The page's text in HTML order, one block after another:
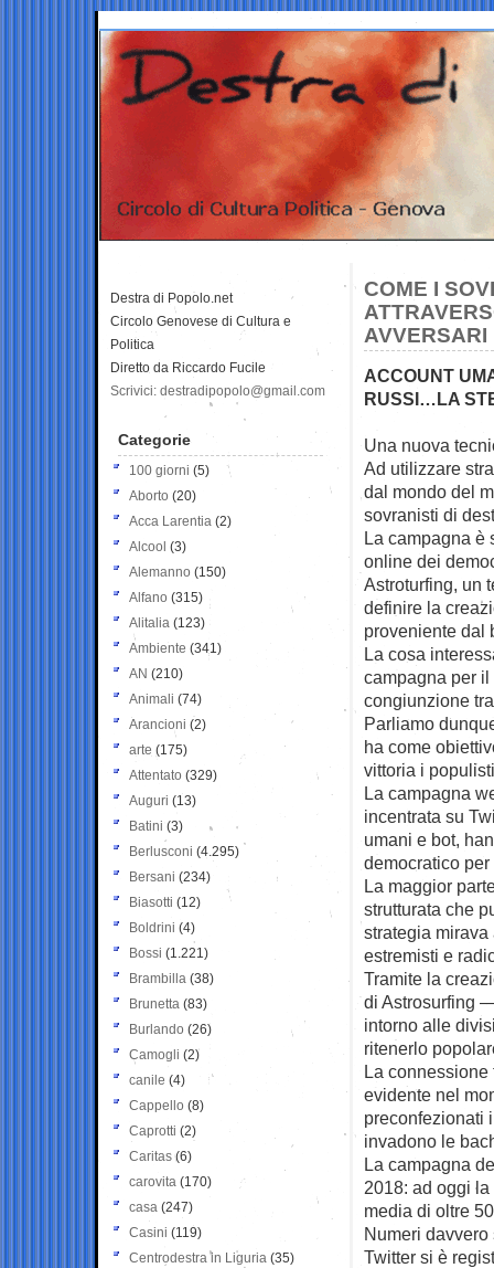
COME I
AVVERSARI
ACCOUNT
RUSSI…LA
Una nuova
Ad utilizzare
dal mondo del
sovranisti di
La campagna è
online dei
Astroturfing, un
definire la
proveniente dal
La cosa
campagna per
congiunzione
Parliamo
ha come
vittoria i populisti
La campagna
incentrata su
umani e bot,
democratico
La maggior
strutturata che
strategia
estremisti e
Tramite la
di Astrosurfing
intorno alle
ritenerlo
La connessione
evidente nel
preconfezionati
invadono le
La campagna
2018: ad oggi
media di oltre
Numeri
Twitter si è
Destra di Popolo.net
Circolo Genovese di Cultura e
Politica
Diretto da Riccardo Fucile
Scrivici: destradipopolo@gmail.com
Categorie
100 giorni (5)
Aborto (20)
Acca Larentia (2)
Alcool (3)
Alemanno (150)
Alfano (315)
Alitalia (123)
Ambiente (341)
AN (210)
Animali (74)
Arancioni (2)
arte (175)
Attentato (329)
Auguri (13)
Batini (3)
Berlusconi (4.295)
Bersani (234)
Biasotti (12)
Boldrini (4)
Bossi (1.221)
Brambilla (38)
Brunetta (83)
Burlando (26)
Camogli (2)
canile (4)
Cappello (8)
Caprotti (2)
Caritas (6)
carovita (170)
casa (247)
Casini (119)
Centrodestra in Liguria (35)